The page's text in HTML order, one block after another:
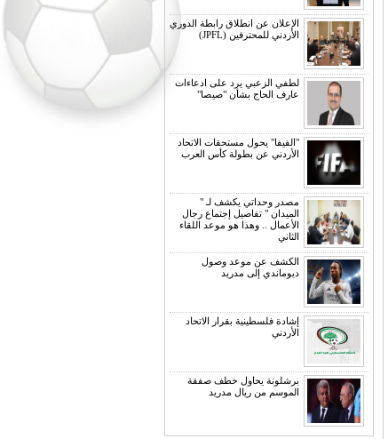
الإعلان عن انطلاق رابطة الدوري
الأردني للمحترفين (JPFL)
لطفي الزعبي يرد على ادعاءات
عارف الحاج بشأن "صيصا"
"الفيفا" يحول مستحقات الاتحاد
الأردني عن بطولة كأس العرب
مصدر وحداتي يكشف لـ "
الميدان " تفاصيل إجتماع رجال
الأعمال .. وهذا هو موعد اللقاء
الثاني
الكشف عن موعد وصول
ديوماندي إلى مدريد
إشادة فلسطينية بقرار الاتحاد
الأردني
برشلونة يحاول خطف صفقة
الموسم من ريال مدريد